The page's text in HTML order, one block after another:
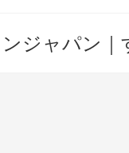
ジャパン